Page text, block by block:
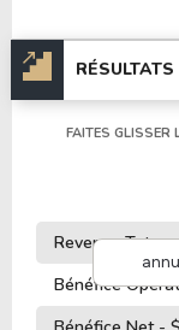
FAITES GLISSER
Revenus
Bénéfice